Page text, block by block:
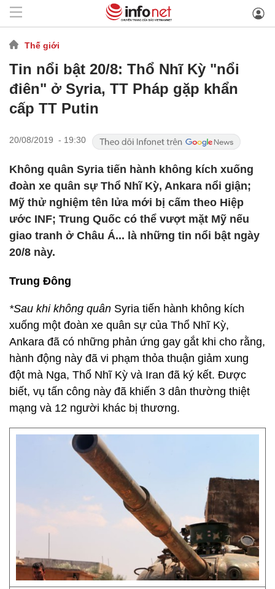
Thế giới
Tin nổi bật 20/8: Thổ Nhĩ Kỳ "nổi
điên" ở Syria, TT Pháp gặp khẩn
cấp TT Putin
20/08/2019 - 19:30
Không quân Syria tiến hành không kích xuống
đoàn xe quân sự Thổ Nhĩ Kỳ, Ankara nổi giận;
Mỹ thử nghiệm tên lửa mới bị cấm theo Hiệp
ước INF; Trung Quốc có thể vượt mặt Mỹ nếu
giao tranh ở Châu Á... là những tin nổi bật ngày
20/8 này.
Trung Đông
*Sau khi không quân Syria tiến hành không kích
xuống một đoàn xe quân sự của Thổ Nhĩ Kỳ,
Ankara đã có những phản ứng gay gắt khi cho rằng,
hành động này đã vi phạm thỏa thuận giảm xung
đột mà Nga, Thổ Nhĩ Kỳ và Iran đã ký kết. Được
biết, vụ tấn công này đã khiến 3 dân thường thiệt
mạng và 12 người khác bị thương.